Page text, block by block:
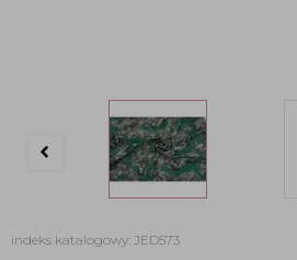
indeks katalogowy: JED573